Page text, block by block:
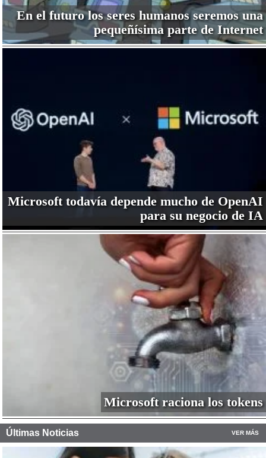
En el futuro los seres humanos seremos una
pequeñísima parte de Internet
Microsoft todavía depende mucho de OpenAI
para su negocio de IA
Microsoft raciona los tokens
Últimas Noticias VER MÁS